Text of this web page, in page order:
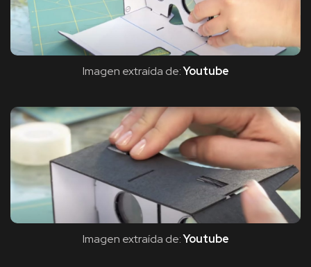
Imagen extraída de:Youtube
Imagen extraída de:Youtube